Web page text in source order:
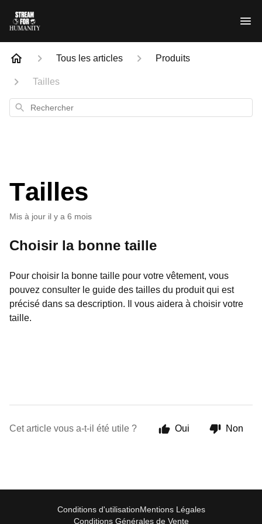
Tous les articles Produits
Tailles
Rechercher
Tailles
Mis à jour il y a 6 mois
Choisir la bonne taille
Pour choisir la bonne taille pour votre vêtement, vous
pouvez consulter le guide des tailles du produit qui est
précisé dans sa description. Il vous aidera à choisir votre
taille.
Cet article vous a-t-il été utile ? Oui Non
Conditions d'utilisationMentions Légales
Conditions Générales de Vente